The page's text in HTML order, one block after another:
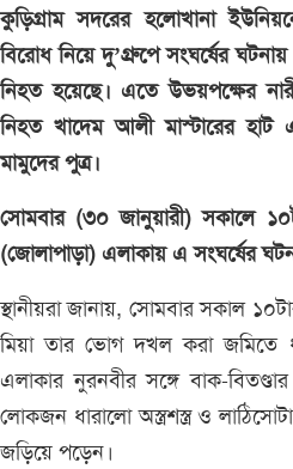
কুড়িগ্রাম সদরের হলোখানা
বিরোধ নিয়ে দু’গ্রুপে সংঘর্ষের
নিহত হয়েছে। এতে উভয়পক্ষের
নিহত খাদেম আলী মাস্টারের হাট
মামুদের পুত্র।
সোমবার (৩০ জানুয়ারী) সকালে
(জোলাপাড়া) এলাকায় এ সংঘর্ষের
স্থানীয়রা জানায়, সোমবার সকাল
মিয়া তার ভোগ দখল করা
এলাকার নুরনবীর সঙ্গে বাক-
লোকজন ধারালো অস্ত্রশস্ত্র ও
জড়িয়ে পড়েন।